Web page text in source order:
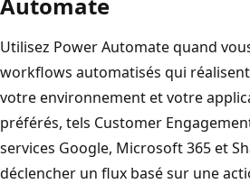
Utilisez Power Automate quand
workflows automatisés qui
votre environnement et votre
préférés, tels Customer
services Google, Microsoft 365 et
déclencher un flux basé sur une